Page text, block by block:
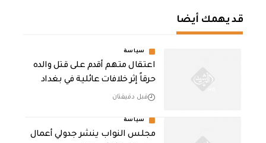
قد يهمك أيضا
سياسة
اعتقال متهم أقدم على قتل والده
حرقاً إثر خلافات عائلية في بغداد
قبل دقيقتان
سياسة
مجلس النواب ينشر جدولي أعمال